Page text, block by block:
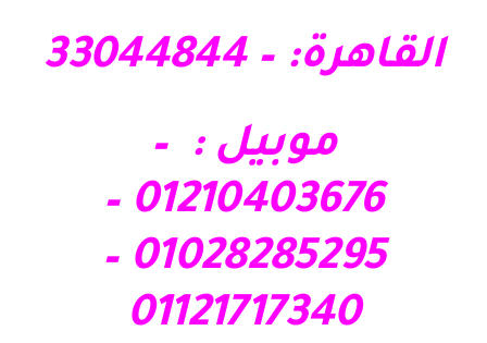
القاهرة: – 33044844
موبيل : –
01210403676 –
01028285295 –
01121717340